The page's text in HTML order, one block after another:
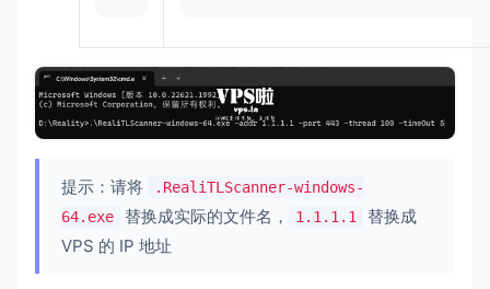
提示：请将
.RealiTLScanner-windows-
64.exe
替换成实际的文件名， 1.1.1.1
替换成
VPS 的 IP 地址